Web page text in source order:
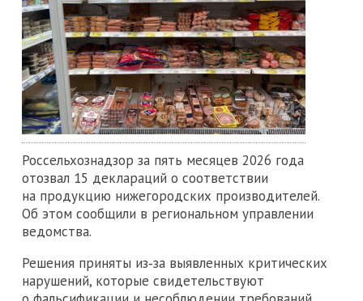
Россельхознадзор за пять месяцев 2026 года
отозвал 15 деклараций о соответствии
на продукцию нижегородских производителей.
Об этом сообщили в региональном управлении
ведомства.
Решения приняты из‑за выявленных критических
нарушений, которые свидетельствуют